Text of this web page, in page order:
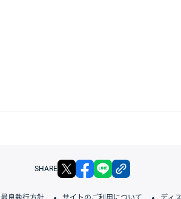
SHARE X facebook